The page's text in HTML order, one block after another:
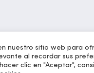
poropcion5.com| Todos los
| Versión 1.2
nuestro sitio web para
al recordar sus
clic en "Aceptar",